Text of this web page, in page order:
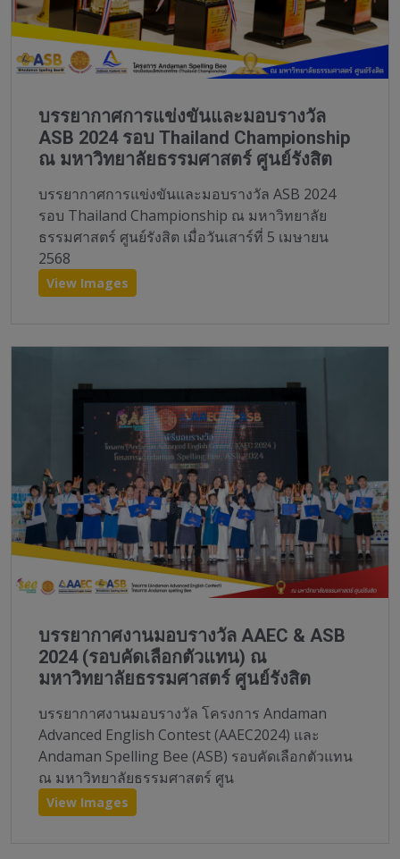
บรรยากาศการแข่งขันและมอบรางวัล
ASB 2024 รอบ Thailand Championship
ณ มหาวิทยาลัยธรรมศาสตร์ ศูนย์รังสิต
บรรยากาศการแข่งขันและมอบรางวัล ASB 2024
รอบ Thailand Championship ณ มหาวิทยาลัย
ธรรมศาสตร์ ศูนย์รังสิต เมื่อวันเสาร์ที่ 5 เมษายน
2568
View Images
บรรยากาศงานมอบรางวัล AAEC & ASB
2024 (รอบคัดเลือกตัวแทน) ณ
มหาวิทยาลัยธรรมศาสตร์ ศูนย์รังสิต
บรรยากาศงานมอบรางวัล โครงการ Andaman
Advanced English Contest (AAEC2024) และ
Andaman Spelling Bee (ASB) รอบคัดเลือกตัวแทน
ณ มหาวิทยาลัยธรรมศาสตร์ ศูน
View Images